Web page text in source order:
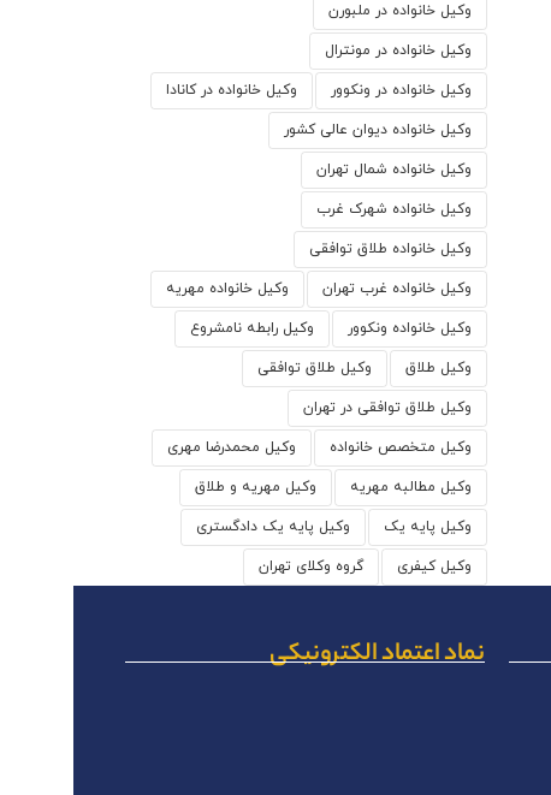
وکیل خانواده در ملبورن
وکیل خانواده در مونترال
وکیل خانواده در ونکوور وکیل خانواده در کانادا
وکیل خانواده دیوان عالی کشور
وکیل خانواده شمال تهران
وکیل خانواده شهرک غرب
وکیل خانواده طلاق توافقی
وکیل خانواده غرب تهران وکیل خانواده مهریه
وکیل خانواده ونکوور وکیل رابطه نامشروع
وکیل طلاق وکیل طلاق توافقی
وکیل طلاق توافقی در تهران
وکیل متخصص خانواده وکیل محمدرضا مهری
وکیل مطالبه مهریه وکیل مهریه و طلاق
وکیل پایه یک وکیل پایه یک دادگستری
وکیل کیفری گروه وکلای تهران
نماد اعتماد الکترونیکی